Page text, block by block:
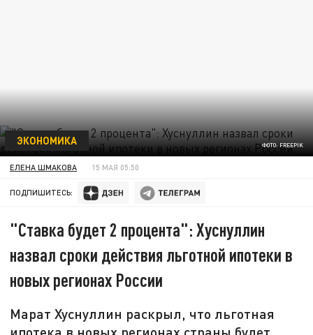
ФОТО: FREEPIK
ЭКОНОМИКА
ЕЛЕНА ШМАКОВА 15 МАЯ 05:50
ПОДПИШИТЕСЬ:
"Ставка будет 2 процента": Хуснуллин
назвал сроки действия льготной ипотеки в
новых регионах России
Марат Хуснуллин раскрыл, что льготная
ипотека в новых регионах страны будет